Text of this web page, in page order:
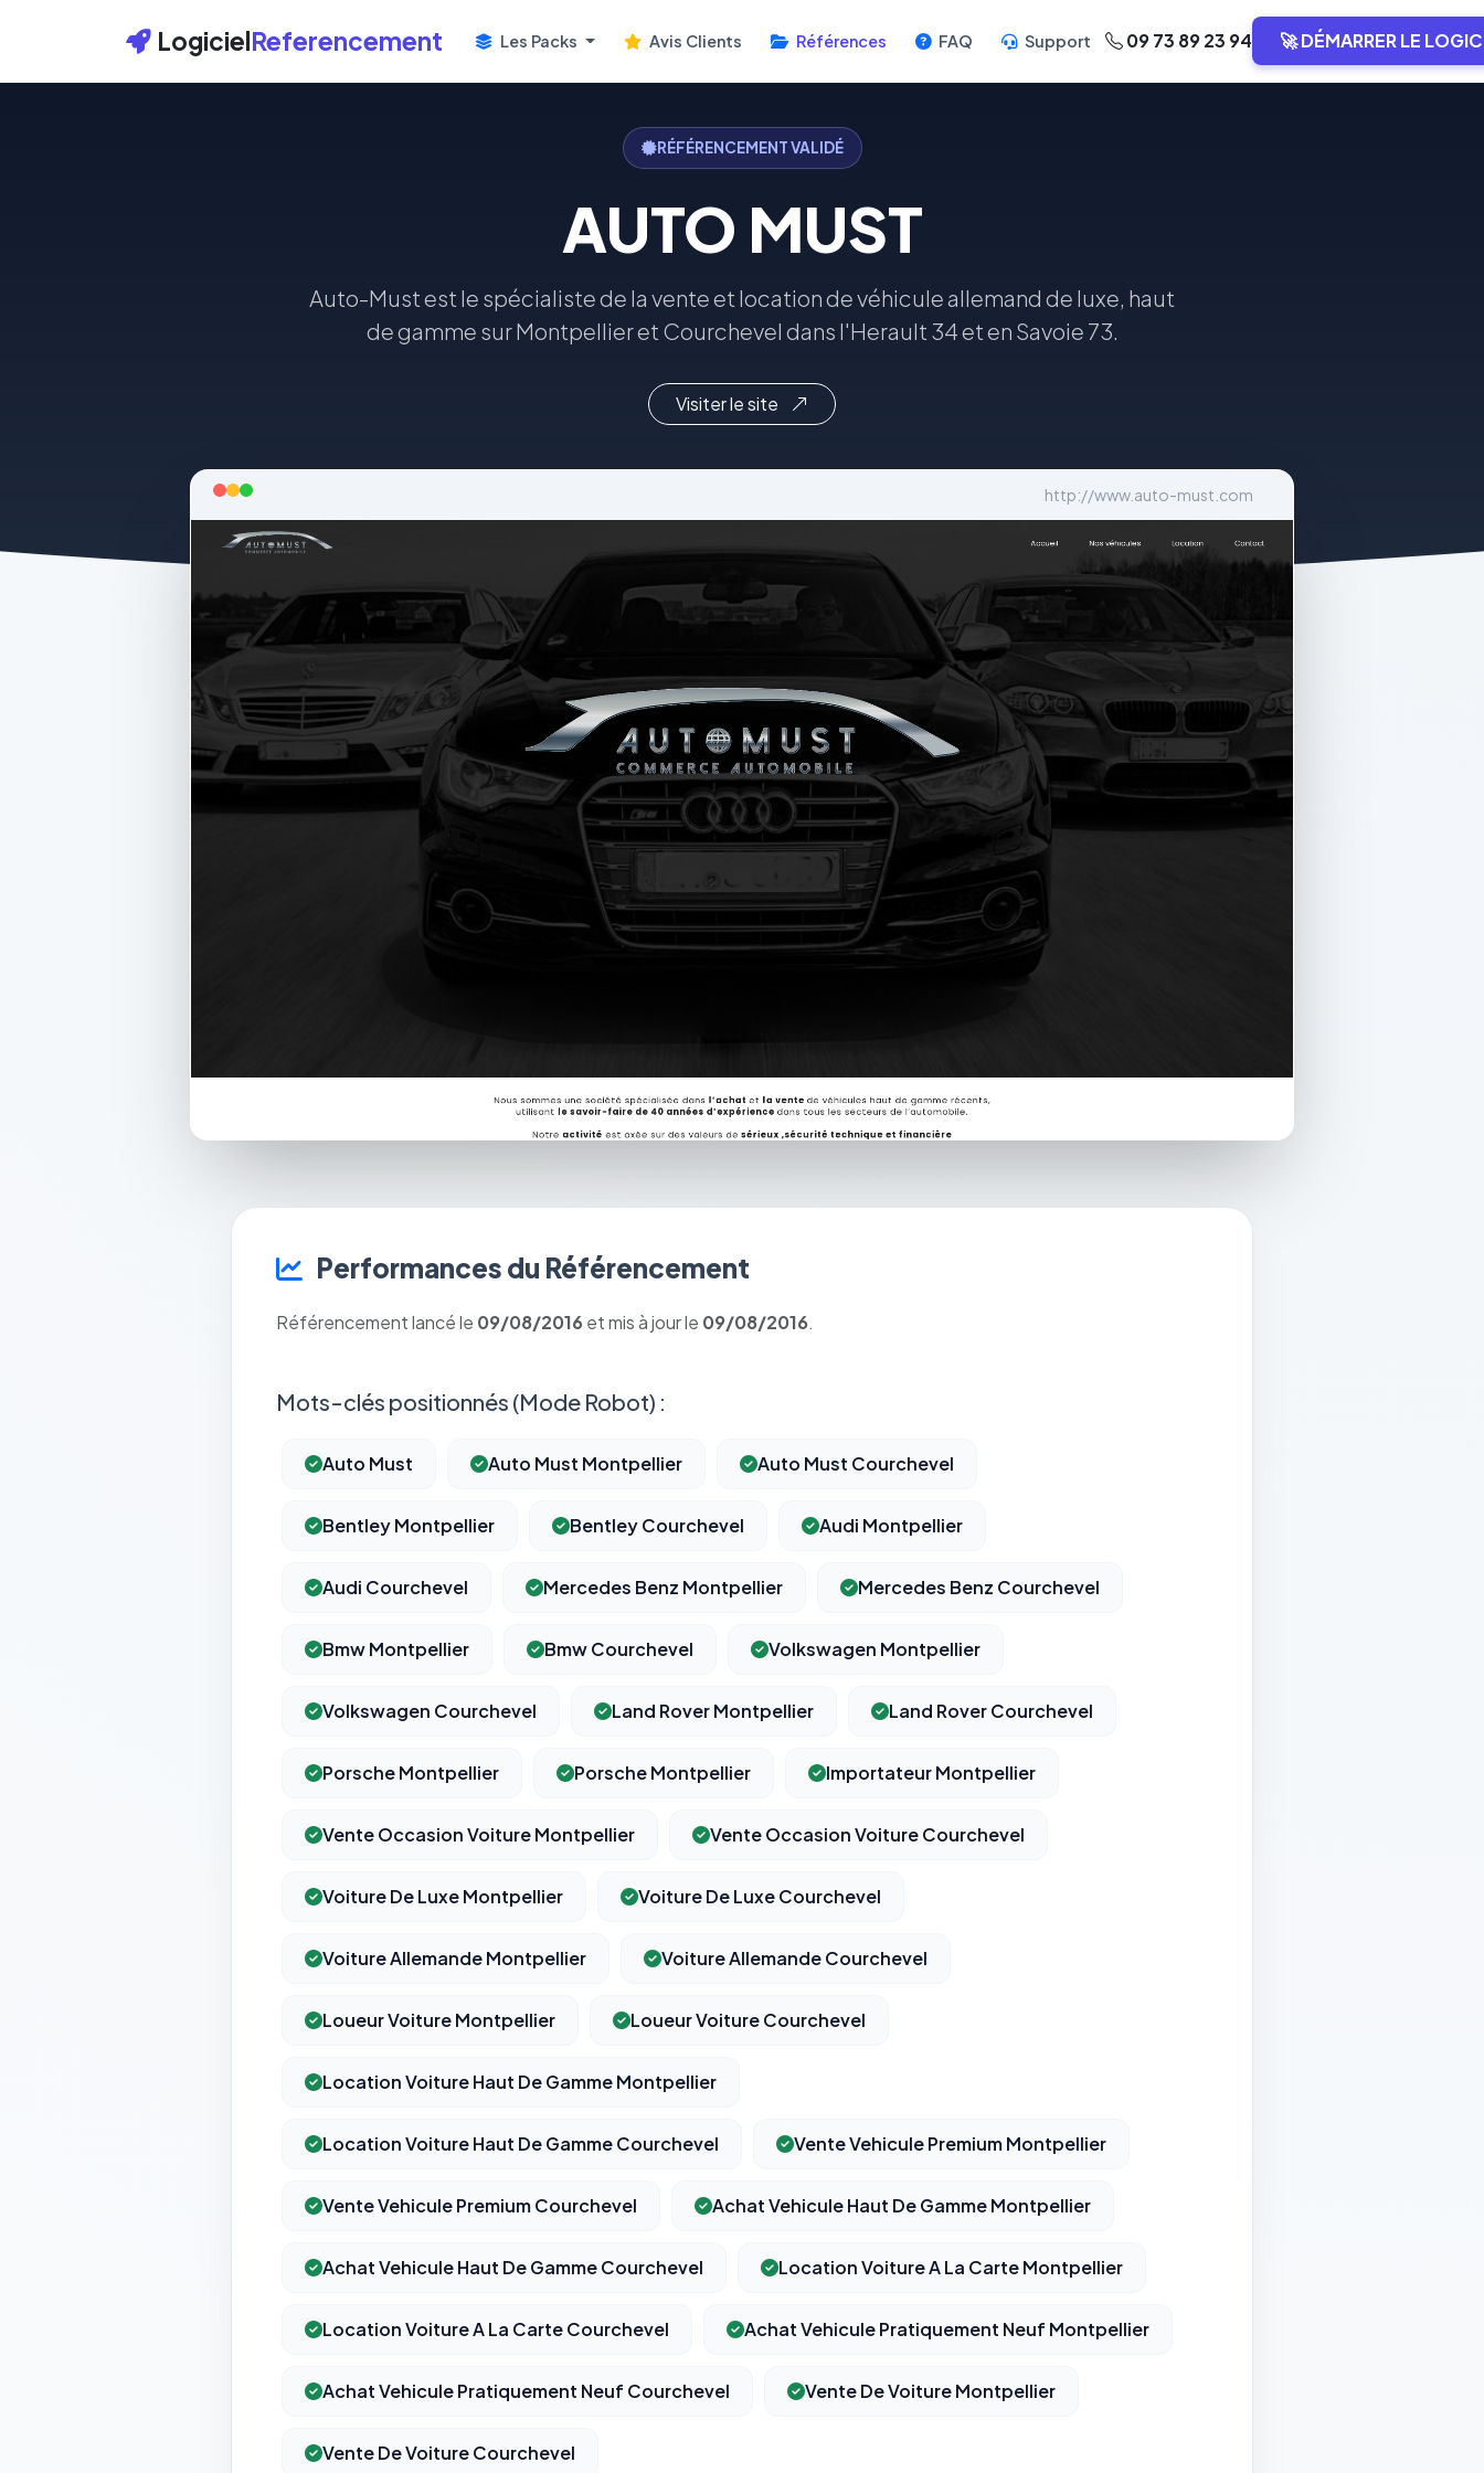
LogicielReferencement Les Packs Avis Clients Références FAQ Support 09 73 89 23 94 🚀 DÉMARRER LE
RÉFÉRENCEMENT VALIDÉ
AUTO MUST
Auto-Must est le spécialiste de la vente et location de véhicule allemand de luxe, haut
de gamme sur Montpellier et Courchevel dans l'Herault 34 et en Savoie 73.
Visiter le site
http://www.auto-must.com
Performances du Référencement
Référencement lancé le 09/08/2016 et mis à jour le 09/08/2016.
Mots-clés positionnés (Mode Robot) :
Auto Must Auto Must Montpellier Auto Must Courchevel
Bentley Montpellier Bentley Courchevel Audi Montpellier
Audi Courchevel Mercedes Benz Montpellier Mercedes Benz Courchevel
Bmw Montpellier Bmw Courchevel Volkswagen Montpellier
Volkswagen Courchevel Land Rover Montpellier Land Rover Courchevel
Porsche Montpellier Porsche Montpellier Importateur Montpellier
Vente Occasion Voiture Montpellier Vente Occasion Voiture Courchevel
Voiture De Luxe Montpellier Voiture De Luxe Courchevel
Voiture Allemande Montpellier Voiture Allemande Courchevel
Loueur Voiture Montpellier Loueur Voiture Courchevel
Location Voiture Haut De Gamme Montpellier
Location Voiture Haut De Gamme Courchevel Vente Vehicule Premium Montpellier
Vente Vehicule Premium Courchevel Achat Vehicule Haut De Gamme Montpellier
Achat Vehicule Haut De Gamme Courchevel Location Voiture A La Carte Montpellier
Location Voiture A La Carte Courchevel Achat Vehicule Pratiquement Neuf Montpellier
Achat Vehicule Pratiquement Neuf Courchevel Vente De Voiture Montpellier
Vente De Voiture Courchevel
Nécessaires au fonctionnement du site : session, sécurité,
mémorisation de vos choix de consentement. Ils ne peuvent
Nous aident à comprendre comment vous utilisez le site
Cookies marketing